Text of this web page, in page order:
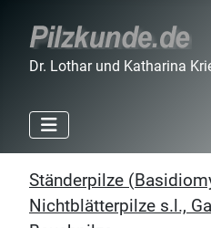
Dr. Lothar und Katharina
Ständerpilze
Nichtblätterpilze s.l.,